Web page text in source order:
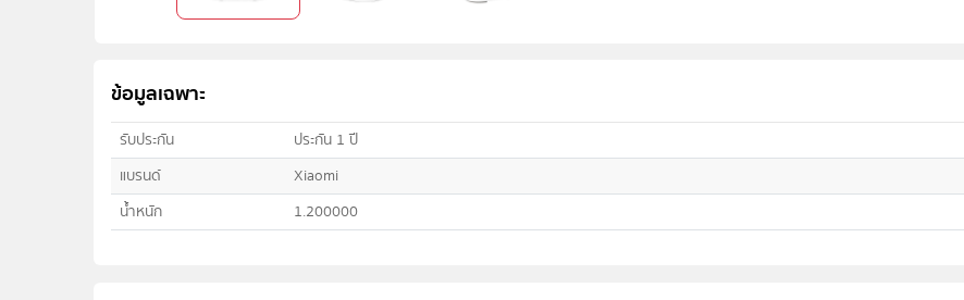
ข้อมูลเฉพาะ
รับประกัน
ประกัน 1 ปี
แบรนด์
Xiaomi
น้ำหนัก
1.200000